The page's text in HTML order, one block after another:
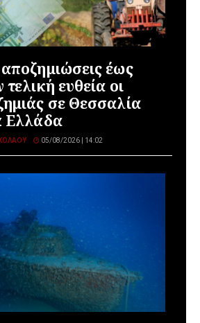
έως
ευθεία οι
σε Θεσσαλία
Ελλάδα
05/08/2026 | 14:02